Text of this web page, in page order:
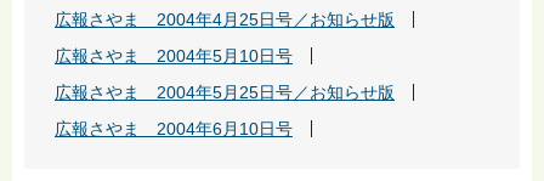
広報さやま 2004年4月25日号／お知らせ版
広報さやま 2004年5月10日号
広報さやま 2004年5月25日号／お知らせ版
広報さやま 2004年6月10日号